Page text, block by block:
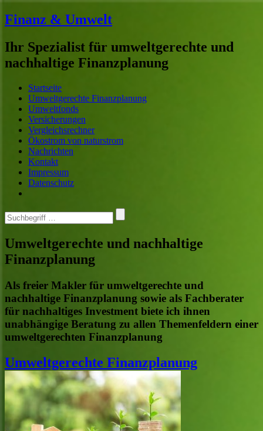
Finanz & Umwelt
Ihr Spezialist für umweltgerechte und
nachhaltige Finanzplanung
Home
Menü
Suche
Startseite
Umweltgerechte Finanzplanung
Umweltfonds
Versicherungen
Vergleichsrechner
Ökostrom von naturstrom
Nachrichten
Kontakt
Impressum
Datenschutz
Search
for
Umweltgerechte und nachhaltige
Finanzplanung
Als freier Makler für umweltgerechte und
nachhaltige Finanzplanung sowie als Fachberater
für nachhaltiges Investment biete ich ihnen
unabhängige Beratung zu allen Themenfeldern einer
umweltgerechten Finanzplanung
Umweltgerechte Finanzplanung